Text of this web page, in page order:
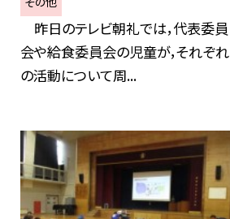
昨日のテレビ朝礼では，代表委員
会や給食委員会の児童が，それぞれ
の活動について周...